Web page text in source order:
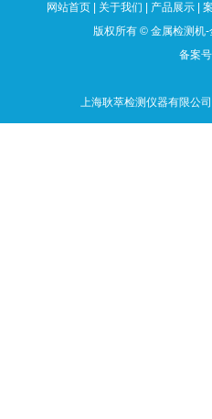
网站首页| 关于我们 产品展示|
版权所有 ©金属检测机
备案
上海耿萃检测仪器有限公